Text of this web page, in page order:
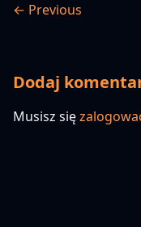
← Previous
Dodaj
Musisz się